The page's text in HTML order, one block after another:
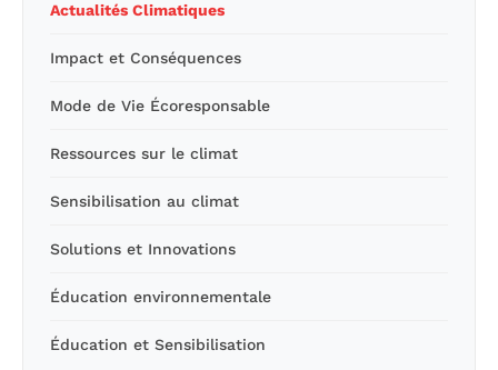
Actualités Climatiques
Impact et Conséquences
Mode de Vie Écoresponsable
Ressources sur le climat
Sensibilisation au climat
Solutions et Innovations
Éducation environnementale
Éducation et Sensibilisation